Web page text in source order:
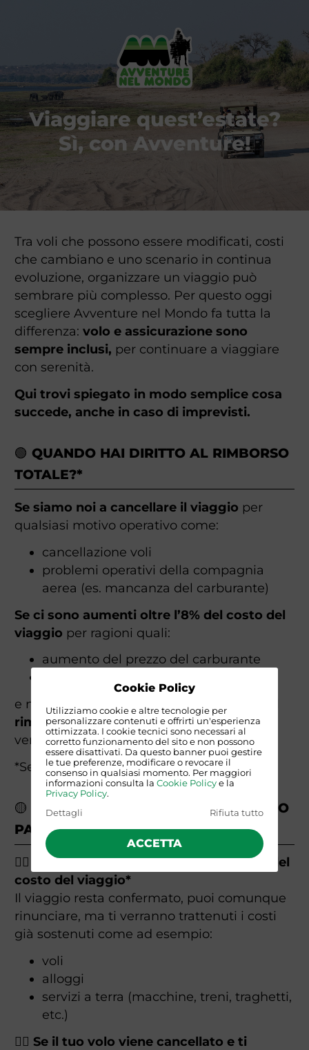
Cookie Policy
Utilizziamo cookie e altre tecnologie per
personalizzare contenuti e offrirti un'esperienza
ottimizzata. I cookie tecnici sono necessari al
corretto funzionamento del sito e non possono
essere disattivati. Da questo banner puoi gestire
le tue preferenze, modificare o revocare il
consenso in qualsiasi momento. Per maggiori
informazioni consulta la Cookie Policye la
Privacy Policy.
Dettagli
Rifiuta tutto
ACCETTA
Viaggiare quest’estate?
Sì, con Avventure!
Tra voli che possono essere modificati, costi
che cambiano e uno scenario in continua
evoluzione, organizzare un viaggio può
sembrare più complesso. Per questo oggi
scegliere Avventure nel Mondo fa tutta la
differenza: volo e assicurazione sono
sempre inclusi, per continuare a viaggiare
con serenità.
Qui trovi spiegato in modo semplice cosa
succede, anche in caso di imprevisti.
🟢 QUANDO HAI DIRITTO AL RIMBORSO
TOTALE?*
Se siamo noi a cancellare il viaggio per
qualsiasi motivo operativo come:
cancellazione voli
problemi operativi della compagnia
aerea (es. mancanza del carburante)
Se ci sono aumenti oltre l’8% del costo del
viaggio per ragioni quali:
aumento del prezzo del carburante
e non vuoi accettare il rincaro, hai diritto al
rimborso totaledi tutto quello che hai
versato.
*Secondo le norme del Codice del Turismo
🟡 QUANDO HAI DIRITTO AL RIMBORSO
PARZIALE?
👉🏻 Se l’aumento è inferiore o pari all’8% del
costo del viaggio*
Il viaggio resta confermato, puoi comunque
rinunciare, ma ti verranno trattenuti i costi
già sostenuti come ad esempio:
voli
alloggi
servizi a terra (macchine, treni, traghetti,
etc.)
👉🏻 Se il tuo volo viene cancellato e ti